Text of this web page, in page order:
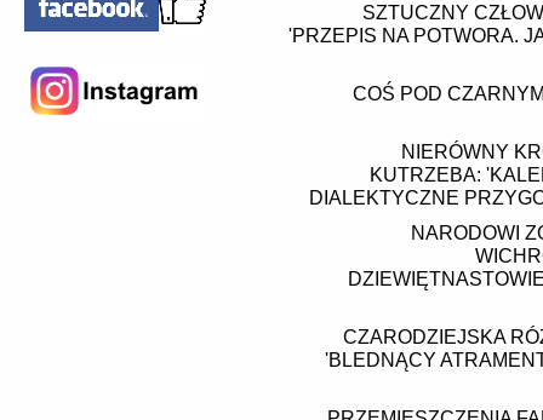
SZTUCZNY
'PRZEPIS NA POTWORA.
COŚ POD
NIERÓWNY
KUTRZEBA:
DIALEKTYCZNE
NARODOWI
CZARODZIEJSKA
'BLEDNĄCY